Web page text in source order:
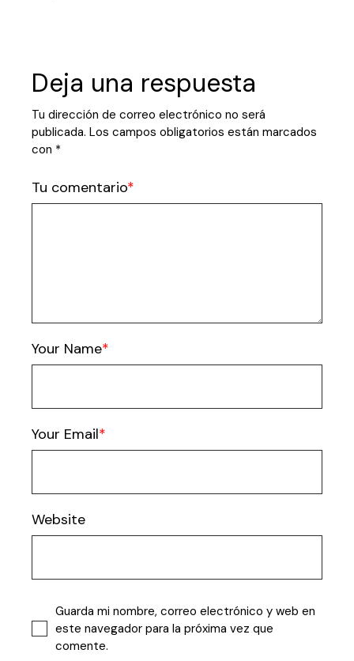
Deja una respuesta
Tu dirección de correo electrónico no será
publicada. Los campos obligatorios están marcados
con *
Tu comentario
Your Name
Your Email
Website
Guarda mi nombre, correo electrónico y web en
este navegador para la próxima vez que
comente.